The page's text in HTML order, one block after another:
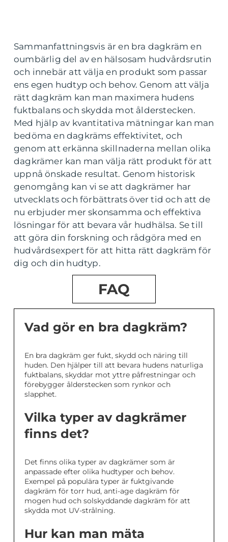
Sammanfattningsvis är en bra dagkräm en
oumbärlig del av en hälsosam hudvårdsrutin
och innebär att välja en produkt som passar
ens egen hudtyp och behov. Genom att välja
rätt dagkräm kan man maximera hudens
fuktbalans och skydda mot ålderstecken.
Med hjälp av kvantitativa mätningar kan man
bedöma en dagkräms effektivitet, och
genom att erkänna skillnaderna mellan olika
dagkrämer kan man välja rätt produkt för att
uppnå önskade resultat. Genom historisk
genomgång kan vi se att dagkrämer har
utvecklats och förbättrats över tid och att de
nu erbjuder mer skonsamma och effektiva
lösningar för att bevara vår hudhälsa. Se till
att göra din forskning och rådgöra med en
hudvårdsexpert för att hitta rätt dagkräm för
dig och din hudtyp.
FAQ
Vad gör en bra dagkräm?
En bra dagkräm ger fukt, skydd och näring till
huden. Den hjälper till att bevara hudens naturliga
fuktbalans, skyddar mot yttre påfrestningar och
förebygger ålderstecken som rynkor och
slapphet.
Vilka typer av dagkrämer
finns det?
Det finns olika typer av dagkrämer som är
anpassade efter olika hudtyper och behov.
Exempel på populära typer är fuktgivande
dagkräm för torr hud, anti-age dagkräm för
mogen hud och solskyddande dagkräm för att
skydda mot UV-strålning.
Hur kan man mäta